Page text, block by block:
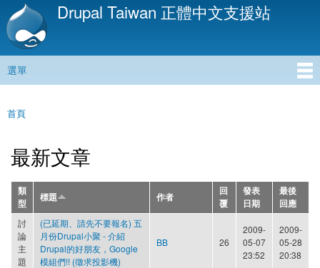
移
內
Drupal Taiwan 正體中文支援站
主選單
選單
您在這裡
首頁
最新文章
類
型
標題 作者
回
覆
發表
日期
最後
回應
討
論
主
題
(已延期、請先不要報名) 五
月份Drupal小聚 - 介紹
Drupal的好朋友，Google
模組們!! (徵求投影機)
BB 26
2009-
05-07
23:52
2009-
05-28
20:38